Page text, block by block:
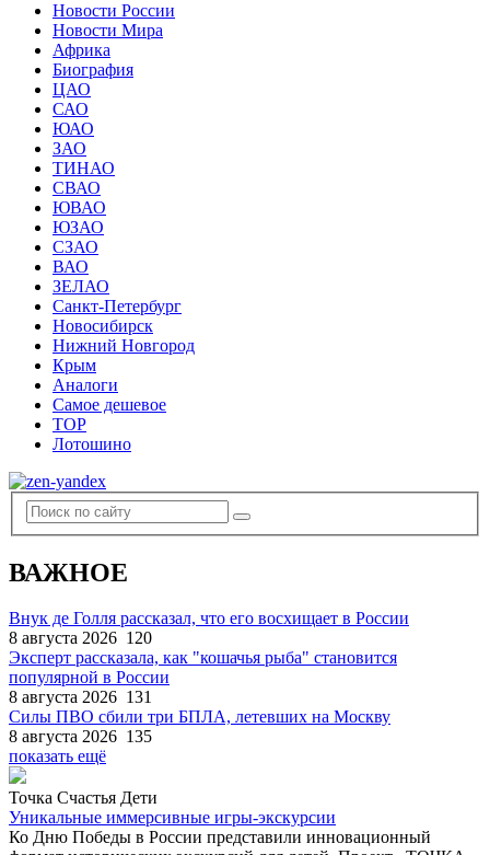
Новости России
Новости Мира
Африка
Биография
ЦАО
САО
ЮАО
ЗАО
ТИНАО
СВАО
ЮВАО
ЮЗАО
СЗАО
ВАО
ЗЕЛАО
Санкт-Петербург
Новосибирск
Нижний Новгород
Крым
Аналоги
Самое дешевое
TOP
Лотошино
ВАЖНОЕ
Внук де Голля рассказал, что его восхищает в России
8 августа 2026 120
Эксперт рассказала, как "кошачья рыба" становится
популярной в России
8 августа 2026 131
Силы ПВО сбили три БПЛА, летевших на Москву
8 августа 2026 135
показать ещё
Точка Счастья Дети
Уникальные иммерсивные игры-экскурсии
Ко Дню Победы в России представили инновационный